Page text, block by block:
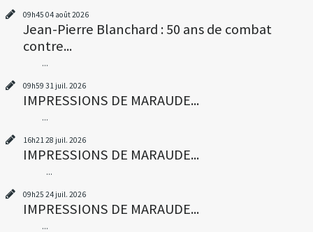
09h45 04 août 2026
Jean-Pierre Blanchard : 50 ans de combat
contre...
...
09h59 31 juil. 2026
IMPRESSIONS DE MARAUDE...
...
16h2128 juil. 2026
IMPRESSIONS DE MARAUDE...
...
09h25 24 juil. 2026
IMPRESSIONS DE MARAUDE...
...